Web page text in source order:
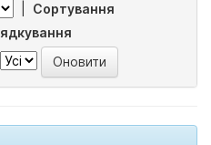
Сортування